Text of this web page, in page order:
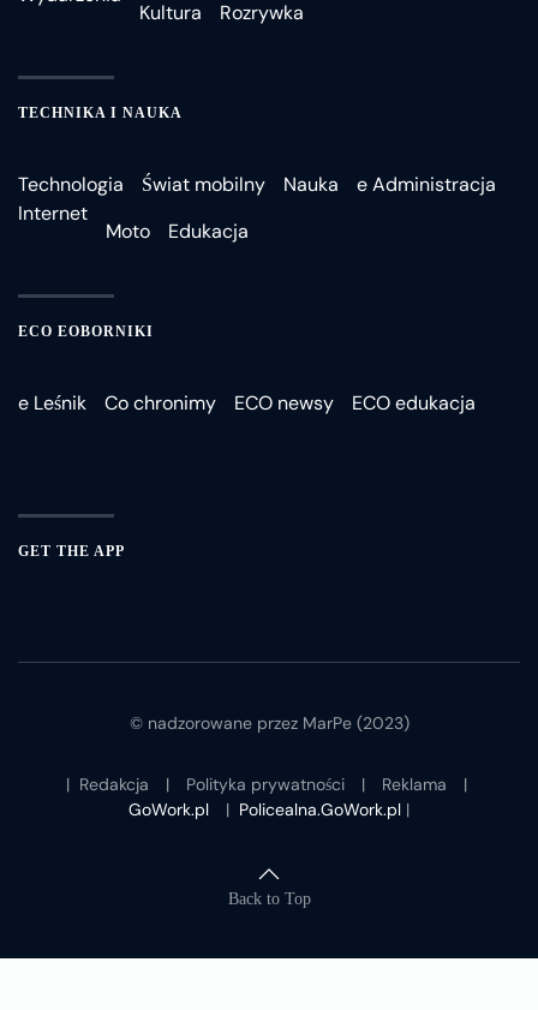
Kultura Rozrywka
TECHNIKA I NAUKA
Technologia Świat mobilny Nauka
e Administracja
Internet
Moto Edukacja
ECO EOBORNIKI
e Leśnik Co chronimy ECO newsy ECO edukacja
GET THE APP
© nadzorowane przez MarPe (2023)
| Redakcja | Polityka prywatności | Reklama |
GoWork.pl | Policealna.GoWork.pl |
Back to Top